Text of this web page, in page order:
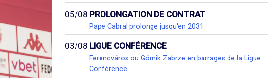
05/08 PROLONGATION DE CONTRAT
Pape Cabral prolonge jusqu'en 2031
03/08 LIGUE CONFÉRENCE
Ferencváros ou Górnik Zabrze en barrages de la Ligue
Conférence